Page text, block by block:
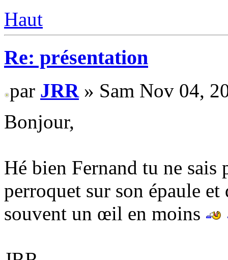
Haut
Re: présentation
par JRR » Sam Nov 04,
Bonjour,
Hé bien Fernand tu ne sais
perroquet sur son épaule
souvent un œil en moins